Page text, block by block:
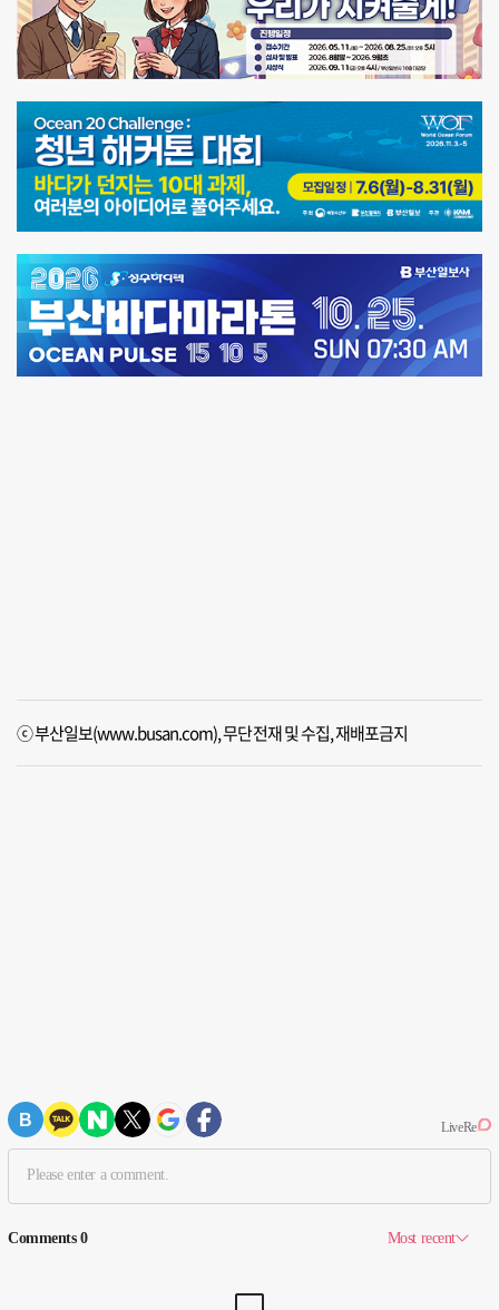
ⓒ 부산일보(www.busan.com), 무단전재 및 수집, 재배포금지